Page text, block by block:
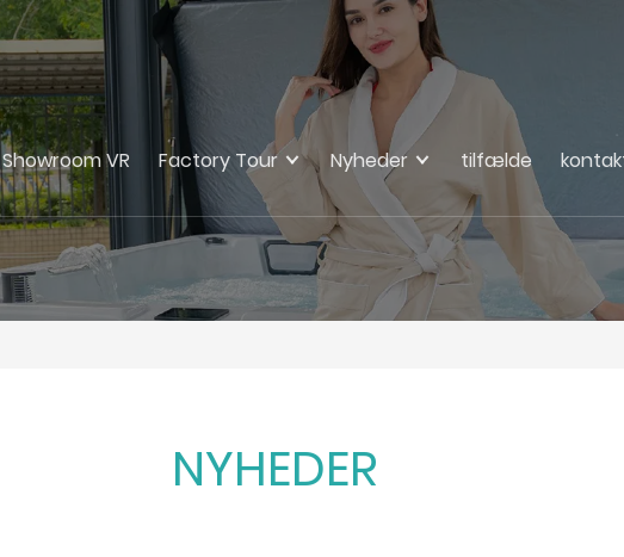
Showroom VR Factory Tour Nyheder tilfælde
NYHEDER